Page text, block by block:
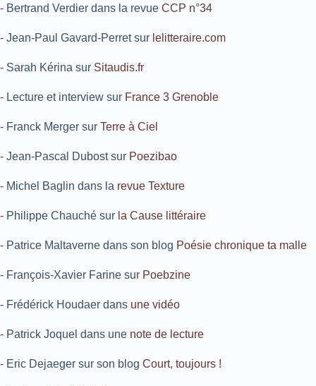
- Bertrand Verdier dans la revue CCP n°34
- Jean-Paul Gavard-Perret sur lelitteraire.com
- Sarah Kérina sur Sitaudis.fr
- Lecture et interview sur France 3 Grenoble
- Franck Merger sur Terre à Ciel
- Jean-Pascal Dubost sur Poezibao
- Michel Baglin dans la revue Texture
- Philippe Chauché sur la Cause littéraire
- Patrice Maltaverne dans son blog Poésie chronique ta malle
- François-Xavier Farine sur Poebzine
- Frédérick Houdaer dans une vidéo
- Patrick Joquel dans une note de lecture
- Eric Dejaeger sur son blog Court, toujours !